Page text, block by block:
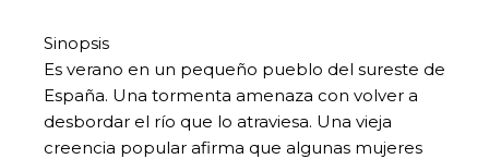
Sinopsis
Es verano en un pequeño pueblo del sureste de
España. Una tormenta amenaza con volver a
desbordar el río que lo atraviesa. Una vieja
creencia popular afirma que algunas mujeres